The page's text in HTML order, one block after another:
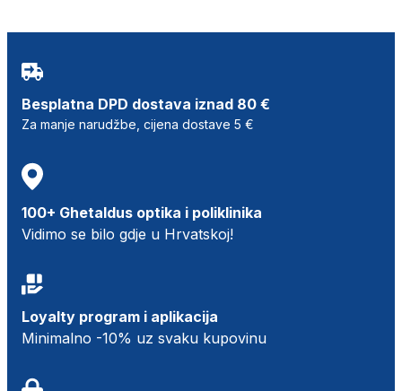
Besplatna DPD dostava iznad 80 €
Za manje narudžbe, cijena dostave 5 €
100+ Ghetaldus optika i poliklinika
Vidimo se bilo gdje u Hrvatskoj!
Loyalty program i aplikacija
Minimalno -10% uz svaku kupovinu